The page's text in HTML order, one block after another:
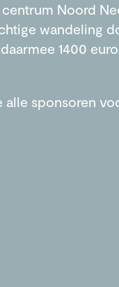
centrum Noord
wandeling
1400
alle sponsoren